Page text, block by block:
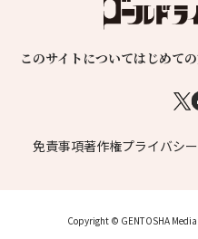
このサイトについてはじめて
免責事項著作権プライバシ
Copyright © GENTOSHA